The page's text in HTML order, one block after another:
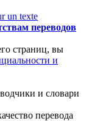
un texte
переводов
страниц, вы
и
и словари
перевода